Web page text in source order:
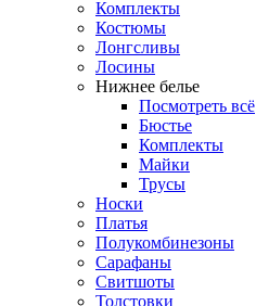
Комплекты
Костюмы
Лонгсливы
Лосины
Нижнее белье
Посмотреть всё
Бюстье
Комплекты
Майки
Трусы
Носки
Платья
Полукомбинезоны
Сарафаны
Свитшоты
Толстовки